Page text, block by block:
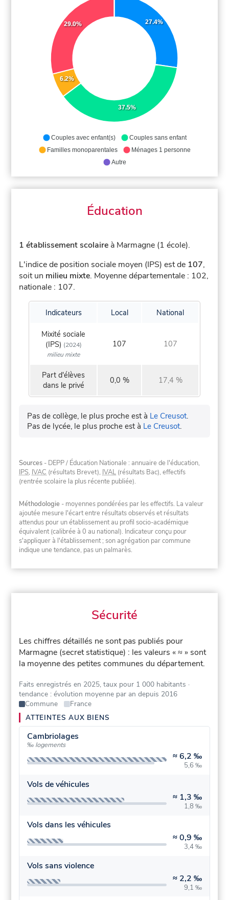
27.4%
37.5%
6.2%
29.0%
Couples avec enfant(s)
Couples sans enfant
Familles monoparentales
Ménages 1 personne
Autre
Éducation
1 établissement scolaire à Marmagne (1 école).
L'indice de position sociale moyen (IPS) est de 107,
soit un milieu mixte. Moyenne départementale : 102,
nationale : 107.
Indicateurs Local National
Mixité sociale
(IPS) (2024)
milieu mixte
107 107
Part d'élèves
dans le privé
0,0 % 17,4 %
Pas de collège, le plus proche est à Le Creusot.
Pas de lycée, le plus proche est à Le Creusot.
Sources - DEPP / Éducation Nationale : annuaire de l'éducation,
IPS, IVAC (résultats Brevet), IVAL (résultats Bac), effectifs
(rentrée scolaire la plus récente publiée).
Méthodologie - moyennes pondérées par les effectifs. La valeur
ajoutée mesure l'écart entre résultats observés et résultats
attendus pour un établissement au profil socio-académique
équivalent (calibrée à 0 au national). Indicateur conçu pour
s'appliquer à l'établissement ; son agrégation par commune
indique une tendance, pas un palmarès.
Sécurité
Les chiffres détaillés ne sont pas publiés pour
Marmagne (secret statistique) : les valeurs « ≈ » sont
la moyenne des petites communes du département.
Faits enregistrés en 2025, taux pour 1 000 habitants ·
tendance : évolution moyenne par an depuis 2016
Commune
France
ATTEINTES AUX BIENS
Cambriolages
‰ logements
≈6,2 ‰
5,6 ‰
Vols de véhicules
≈ 1,3 ‰
1,8 ‰
Vols dans les véhicules
≈0,9 ‰
3,4 ‰
Vols sans violence
≈ 2,2 ‰
9,1 ‰